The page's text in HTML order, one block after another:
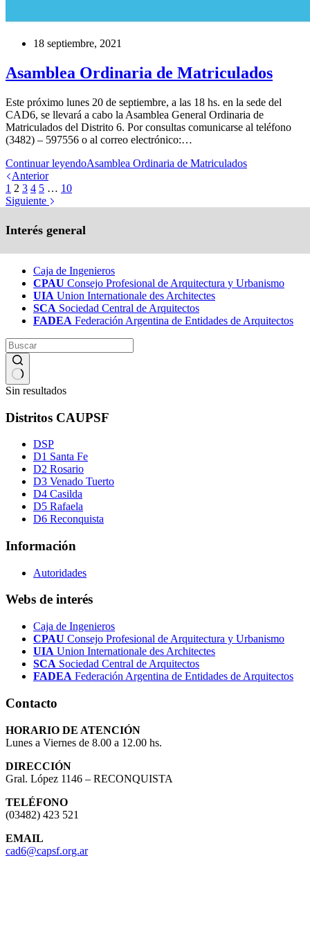
18 septiembre, 2021
Asamblea Ordinaria de Matriculados
Este próximo lunes 20 de septiembre, a las 18 hs. en la sede del
CAD6, se llevará a cabo la Asamblea General Ordinaria de
Matriculados del Distrito 6. Por consultas comunicarse al teléfono
(3482) – 597556 o al correo electrónico:…
Continuar leyendoAsamblea Ordinaria de Matriculados
Anterior
1 2 3 4 5 … 10
Siguiente
Interés general
Caja de Ingenieros
CPAU Consejo Profesional de Arquitectura y Urbanismo
UIA Union Internationale des Architectes
SCA Sociedad Central de Arquitectos
FADEA Federación Argentina de Entidades de Arquitectos
Sin resultados
Distritos CAUPSF
DSP
D1 Santa Fe
D2 Rosario
D3 Venado Tuerto
D4 Casilda
D5 Rafaela
D6 Reconquista
Información
Autoridades
Webs de interés
Caja de Ingenieros
CPAU Consejo Profesional de Arquitectura y Urbanismo
UIA Union Internationale des Architectes
SCA Sociedad Central de Arquitectos
FADEA Federación Argentina de Entidades de Arquitectos
Contacto
HORARIO DE ATENCIÓN
Lunes a Viernes de 8.00 a 12.00 hs.
DIRECCIÓN
Gral. López 1146 – RECONQUISTA
TELÉFONO
(03482) 423 521
EMAIL
cad6@capsf.org.ar